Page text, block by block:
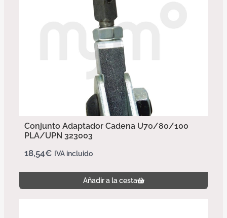
Conjunto Adaptador Cadena U70/80/100
PLA/UPN 323003
18,54€ IVA incluido
Añadir a la cesta